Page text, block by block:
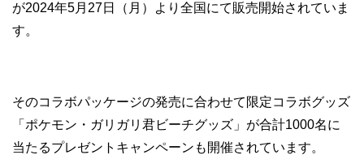
が2024年5月27日（月）より全国にて販売開始されていま
す。
そのコラボパッケージの発売に合わせて限定コラボグッズ
「ポケモン・ガリガリ君ビーチグッズ」が合計1000名に
当たるプレゼントキャンペーンも開催されています。